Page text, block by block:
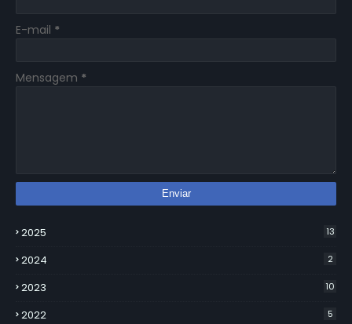
E-mail *
Mensagem *
2025 13
2024 2
2023 10
2022 5